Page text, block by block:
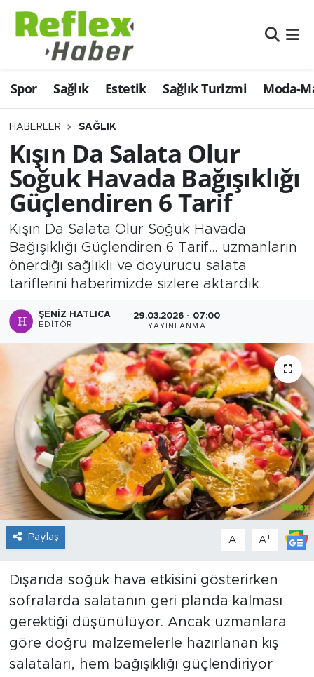
Spor Sağlık Estetik Sağlık Turizmi Moda-
HABERLER SAĞLIK
Kışın Da Salata Olur
Soğuk Havada Bağışıklığı
Güçlendiren 6 Tarif
Kışın Da Salata Olur Soğuk Havada
Bağışıklığı Güçlendiren 6 Tarif… uzmanların
önerdiği sağlıklı ve doyurucu salata
tariflerini haberimizde sizlere aktardık.
ŞENIZ HATLICA
EDITÖR
29.03.2026 - 07:00
YAYINLANMA
Paylaş A- A+
Dışarıda soğuk hava etkisini gösterirken
sofralarda salatanın geri planda kalması
gerektiği düşünülüyor. Ancak uzmanlara
göre doğru malzemelerle hazırlanan kış
salataları, hem bağışıklığı güçlendiriyor
Eğitim
Estetik
Firmalardan
Güncel
İş ve Ekonomi
Moda-Magazin-Eğlence
Sağlık
Spor
Teknoloji
Nöbetçi Eczaneler
Hava Durumu
Namaz Vakitleri
Trafik Durumu
Şampiyonlar Ligi Puan Durumu ve Fikstür
Tüm Manşetler
Son Dakika Haberleri